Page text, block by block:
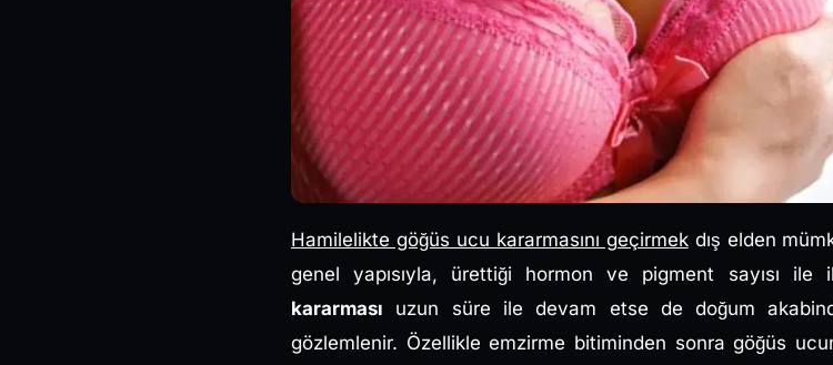
Hamilelikte göğüs ucu kararmasını geçirmekdış elden
genel yapısıyla, ürettiği hormon ve pigment sayısı ile
kararması uzun süre ile devam etse de doğum
gözlemlenir. Özellikle emzirme bitiminden sonra göğüs